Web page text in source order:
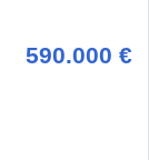
590.000 €